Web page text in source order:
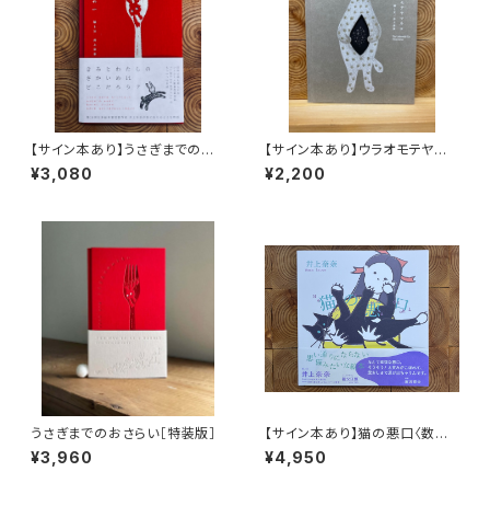
【サイン本あり】うさぎまでのお
さらい［通常版］
¥3,080
【サイン本あり】ウラオモテヤマ
ネコ
¥2,200
うさぎまでのおさらい［特装版］
¥3,960
【サイン本あり】猫の悪口〈数量
限定・オリジナルトート付き〉
¥4,950